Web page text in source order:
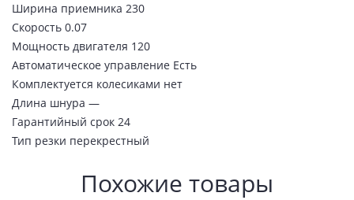
Ширина приемника 230
Скорость 0.07
Мощность двигателя 120
Автоматическое управление Есть
Комплектуется колесиками нет
Длина шнура —
Гарантийный срок 24
Тип резки перекрестный
Похожие товары